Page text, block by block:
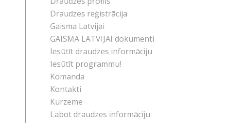
Draudzes reģistrācija
Gaisma Latvijai
GAISMA LATVIJAI dokumenti
Iesūtīt draudzes informāciju
Iesūtīt programmu!
Komanda
Kontakti
Kurzeme
Labot draudzes informāciju